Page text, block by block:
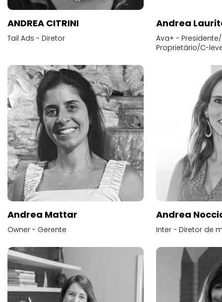
ANDREA CITRINI
Tail Ads - Diretor
Andrea
Ava+ -
Proprietário/C-
Andrea Mattar
Owner - Gerente
Andrea
Inter - Diretor de